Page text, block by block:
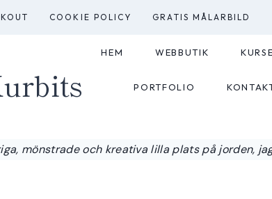
COOKIE POLICY GRATIS MÅLARBILD
HEM WEBBUTIK
PORTFOLIO
mönstrade och kreativa lilla plats på jorden,